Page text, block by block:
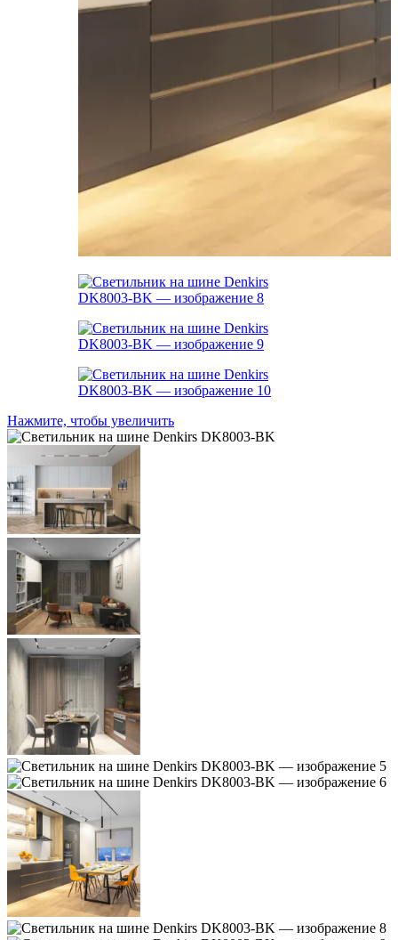
Нажмите, чтобы увеличить